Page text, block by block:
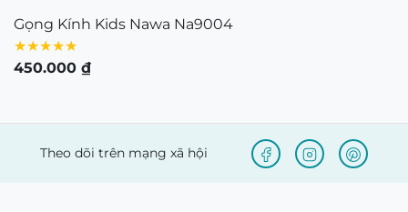
Gọng Kính Kids Nawa Na9004
★★★★★
450.000 ₫
Theo dõi trên mạng xã hội